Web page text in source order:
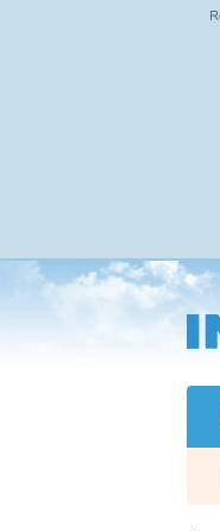
Přejít
na
hlavní
obsah